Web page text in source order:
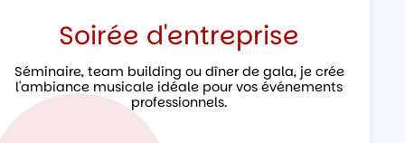
Soirée d'entreprise
Séminaire, team building ou dîner de gala, je crée
l'ambiance musicale idéale pour vos événements
professionnels.